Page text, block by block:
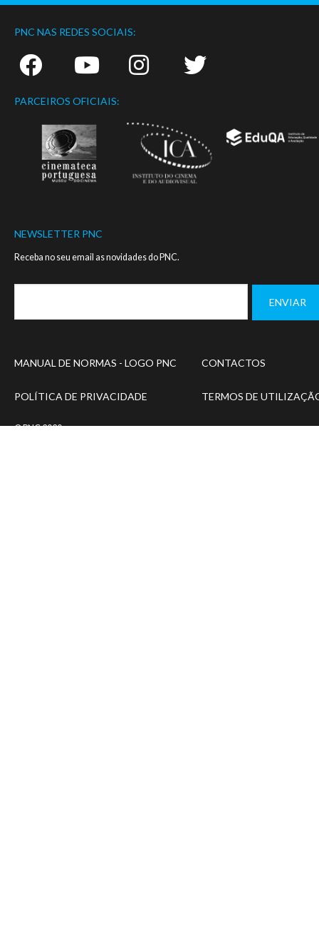
PNC NAS REDES SOCIAIS:
PARCEIROS OFICIAIS:
NEWSLETTER PNC
Receba no seu email as novidades do PNC.
Footer
MANUAL DE NORMAS - LOGO PNC CONTACTOS
POLÍTICA DE PRIVACIDADE TERMOS DE
© PNC 2020